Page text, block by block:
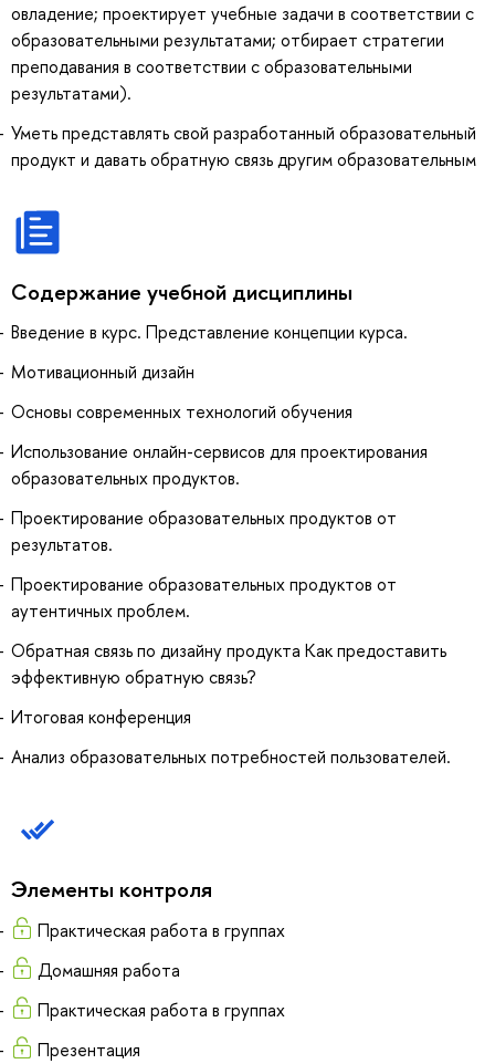
овладение; проектирует учебные задачи в соответствии с
образовательными результатами; отбирает стратегии
преподавания в соответствии с образовательными
результатами).
Уметь представлять свой разработанный образовательный
продукт и давать обратную связь другим образовательным
Содержание учебной дисциплины
Введение в курс. Представление концепции курса.
Мотивационный дизайн
Основы современных технологий обучения
Использование онлайн-сервисов для проектирования
образовательных продуктов.
Проектирование образовательных продуктов от
результатов.
Проектирование образовательных продуктов от
аутентичных проблем.
Обратная связь по дизайну продукта Как предоставить
эффективную обратную связь?
Итоговая конференция
Анализ образовательных потребностей пользователей.
Элементы контроля
Практическая работа в группах
Домашняя работа
Практическая работа в группах
Презентация